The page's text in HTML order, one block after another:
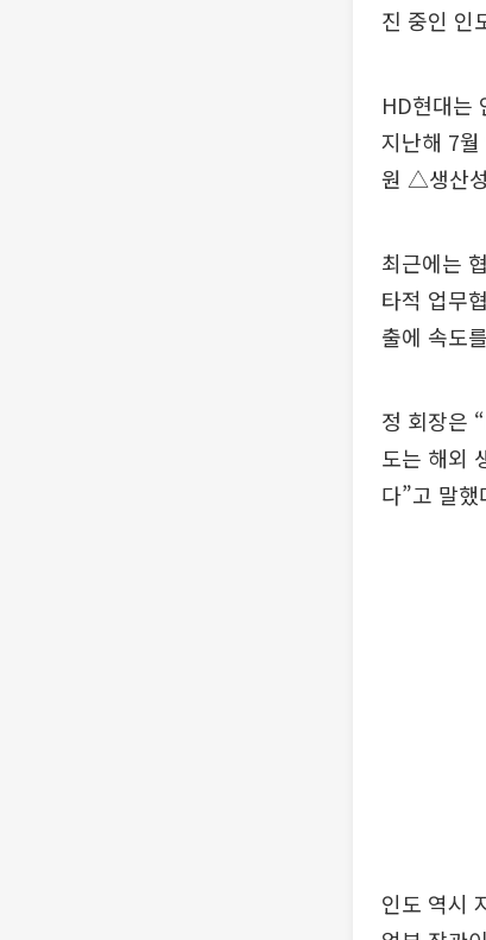
진 중인 인
HD현대는
지난해 7
원 △생산
최근에는
타적 업무
출에 속도
정 회장은
도는 해외
다”고 말했
인도 역시